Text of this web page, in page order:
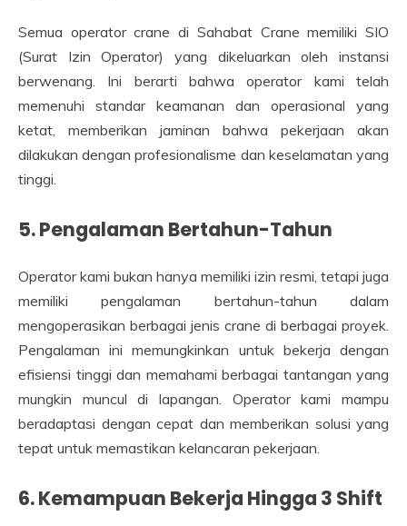
Semua operator crane di Sahabat Crane memiliki SIO
(Surat Izin Operator) yang dikeluarkan oleh instansi
berwenang. Ini berarti bahwa operator kami telah
memenuhi standar keamanan dan operasional yang
ketat, memberikan jaminan bahwa pekerjaan akan
dilakukan dengan profesionalisme dan keselamatan yang
tinggi.
5. Pengalaman Bertahun-Tahun
Operator kami bukan hanya memiliki izin resmi, tetapi juga
memiliki pengalaman bertahun-tahun dalam
mengoperasikan berbagai jenis crane di berbagai proyek.
Pengalaman ini memungkinkan untuk bekerja dengan
efisiensi tinggi dan memahami berbagai tantangan yang
mungkin muncul di lapangan. Operator kami mampu
beradaptasi dengan cepat dan memberikan solusi yang
tepat untuk memastikan kelancaran pekerjaan.
6. Kemampuan Bekerja Hingga 3 Shift